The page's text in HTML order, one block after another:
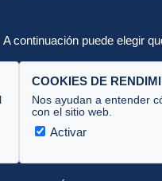
continuación puede elegir
COOKIES DE
Nos ayudan a entender
con el sitio web.
Activar